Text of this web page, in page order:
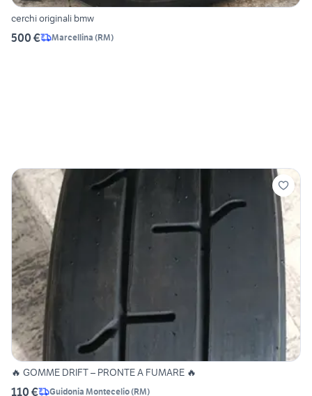
cerchi originali bmw
500 € Marcellina (RM)
🔥 GOMME DRIFT – PRONTE A FUMARE 🔥
110 € Guidonia Montecelio(RM)